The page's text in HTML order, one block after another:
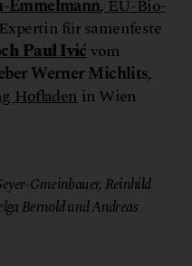
Emmelmann, EU-Bio-
für samenfeste
Paul Ivićvom
Werner Michlits,
Hofladenin Wien
Gmeinbauer, Reinhild
Bernold und Andreas